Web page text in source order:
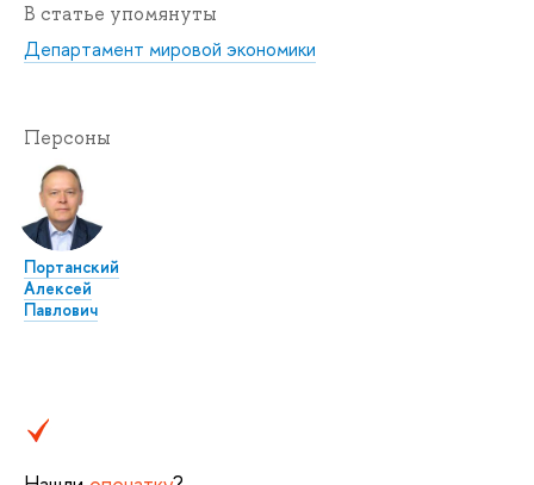
В статье упомянуты
Департамент мировой экономики
Персоны
Портанский
Алексей
Павлович